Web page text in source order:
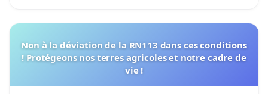
Non à la déviation de la RN113 dans ces conditions
! Protégeons nos terres agricoles et notre cadre de
vie !